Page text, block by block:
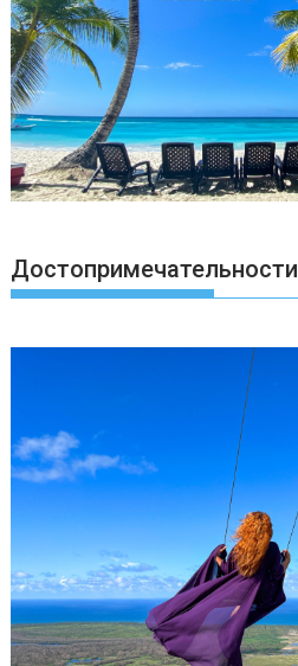
Достопримечательности